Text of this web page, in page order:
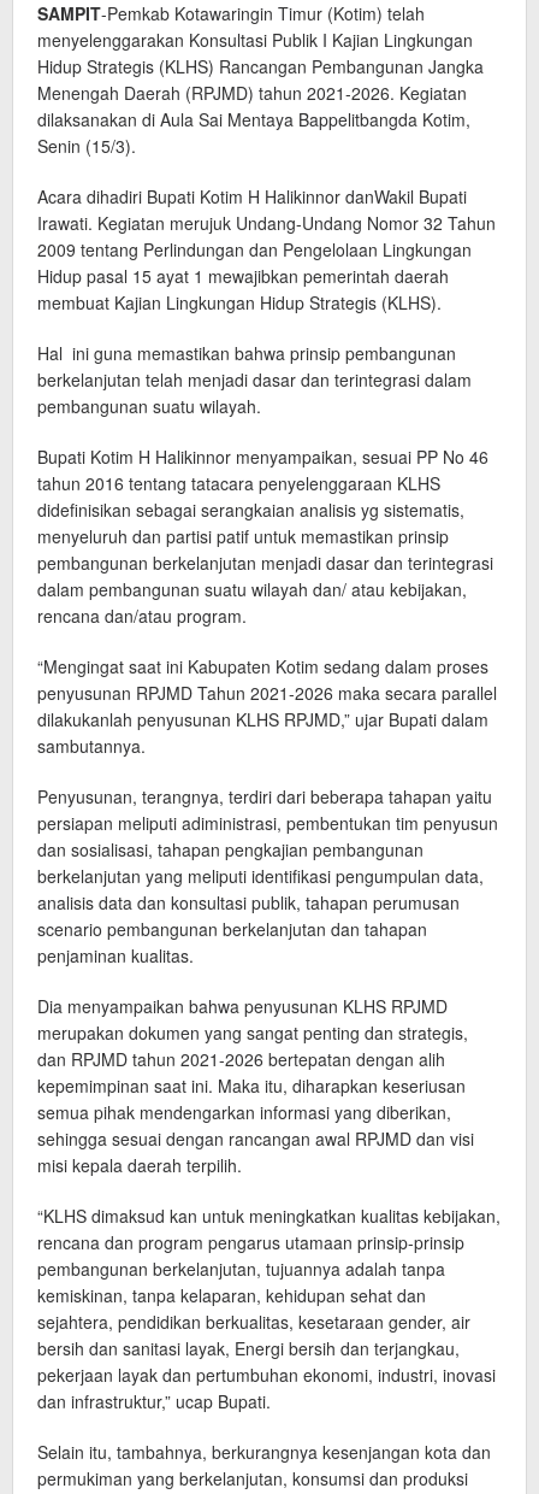
SAMPIT-Pemkab Kotawaringin Timur (Kotim) telah
menyelenggarakan Konsultasi Publik I Kajian Lingkungan
Hidup Strategis (KLHS) Rancangan Pembangunan Jangka
Menengah Daerah (RPJMD) tahun 2021-2026. Kegiatan
dilaksanakan di Aula Sai Mentaya Bappelitbangda Kotim,
Senin (15/3).
Acara dihadiri Bupati Kotim H Halikinnor danWakil Bupati
Irawati. Kegiatan merujuk Undang-Undang Nomor 32 Tahun
2009 tentang Perlindungan dan Pengelolaan Lingkungan
Hidup pasal 15 ayat 1 mewajibkan pemerintah daerah
membuat Kajian Lingkungan Hidup Strategis (KLHS).
Hal ini guna memastikan bahwa prinsip pembangunan
berkelanjutan telah menjadi dasar dan terintegrasi dalam
pembangunan suatu wilayah.
Bupati Kotim H Halikinnor menyampaikan, sesuai PP No 46
tahun 2016 tentang tatacara penyelenggaraan KLHS
didefinisikan sebagai serangkaian analisis yg sistematis,
menyeluruh dan partisi patif untuk memastikan prinsip
pembangunan berkelanjutan menjadi dasar dan terintegrasi
dalam pembangunan suatu wilayah dan/ atau kebijakan,
rencana dan/atau program.
“Mengingat saat ini Kabupaten Kotim sedang dalam proses
penyusunan RPJMD Tahun 2021-2026 maka secara parallel
dilakukanlah penyusunan KLHS RPJMD,” ujar Bupati dalam
sambutannya.
Penyusunan, terangnya, terdiri dari beberapa tahapan yaitu
persiapan meliputi adiministrasi, pembentukan tim penyusun
dan sosialisasi, tahapan pengkajian pembangunan
berkelanjutan yang meliputi identifikasi pengumpulan data,
analisis data dan konsultasi publik, tahapan perumusan
scenario pembangunan berkelanjutan dan tahapan
penjaminan kualitas.
Dia menyampaikan bahwa penyusunan KLHS RPJMD
merupakan dokumen yang sangat penting dan strategis,
dan RPJMD tahun 2021-2026 bertepatan dengan alih
kepemimpinan saat ini. Maka itu, diharapkan keseriusan
semua pihak mendengarkan informasi yang diberikan,
sehingga sesuai dengan rancangan awal RPJMD dan visi
misi kepala daerah terpilih.
“KLHS dimaksud kan untuk meningkatkan kualitas kebijakan,
rencana dan program pengarus utamaan prinsip-prinsip
pembangunan berkelanjutan, tujuannya adalah tanpa
kemiskinan, tanpa kelaparan, kehidupan sehat dan
sejahtera, pendidikan berkualitas, kesetaraan gender, air
bersih dan sanitasi layak, Energi bersih dan terjangkau,
pekerjaan layak dan pertumbuhan ekonomi, industri, inovasi
dan infrastruktur,” ucap Bupati.
Selain itu, tambahnya, berkurangnya kesenjangan kota dan
permukiman yang berkelanjutan, konsumsi dan produksi